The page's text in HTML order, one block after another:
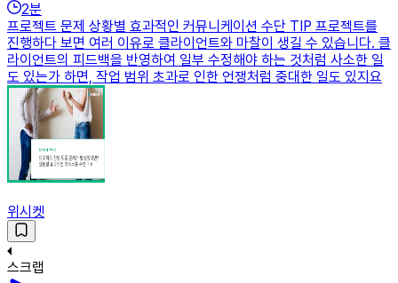
2분
프로젝트 문제 상황별 효과적인 커뮤니케이션 수단 TIP 프로젝트를
진행하다 보면 여러 이유로 클라이언트와 마찰이 생길 수 있습니다. 클
라이언트의 피드백을 반영하여 일부 수정해야 하는 것처럼 사소한 일
도 있는가 하면, 작업 범위 초과로 인한 언쟁처럼 중대한 일도 있지요
위시켓
스크랩